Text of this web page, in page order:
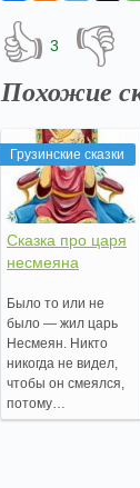
👍 3 👎
Похожие
Грузинские сказки
Сказка про царя
несмеяна
Было то или не
было — жил царь
Несмеян. Никто
никогда не видел,
чтобы он смеялся,
потому…